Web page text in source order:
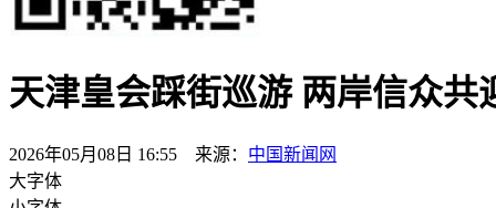
天津皇会踩街巡游 两岸信众共
2026年05月08日 16:55 来源： 中国新闻网
大字体